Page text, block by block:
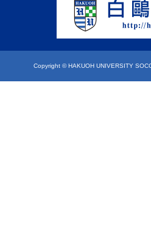
Copyright © HAKUOH UNIVERSITY